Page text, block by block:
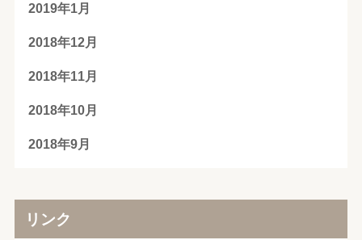
2019年1月
2018年12月
2018年11月
2018年10月
2018年9月
リンク